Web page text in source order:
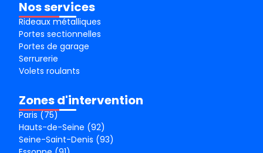
Nos services
Rideaux métalliques
Portes sectionnelles
Portes de garage
Serrurerie
Volets roulants
Zones d'intervention
Paris (75)
Hauts-de-Seine (92)
Seine-Saint-Denis (93)